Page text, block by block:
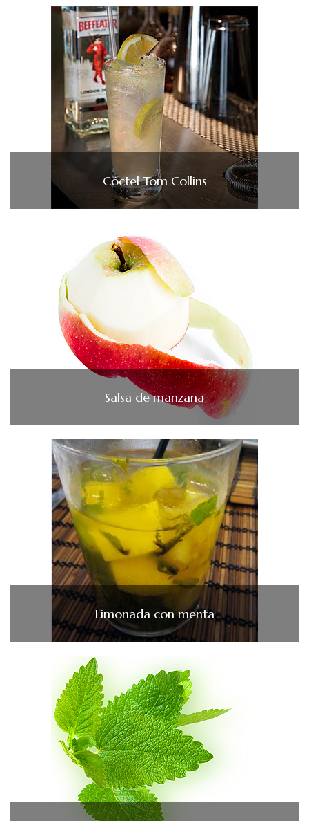
Cóctel Tom Collins
Salsa de manzana
Limonada con menta